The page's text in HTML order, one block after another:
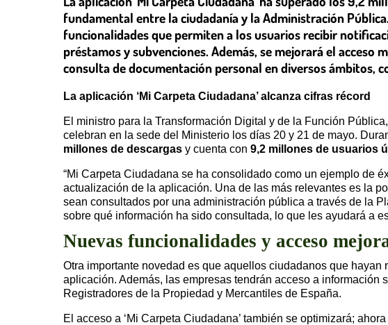
fundamental entre la ciudadanía y la Administración
funcionalidades que permiten a los usuarios recibir
préstamos y subvenciones. Además, se mejorará el
consulta de documentación personal en diversos ámbitos,
La aplicación ‘Mi Carpeta Ciudadana’ alcanza cifras récord
El ministro para la Transformación Digital y de la Función
celebran en la sede del Ministerio los días 20 y 21 de mayo.
millones de descargas y cuenta con 9,2 millones de usuarios
“Mi Carpeta Ciudadana se ha consolidado como un ejemplo de
actualización de la aplicación. Una de las más relevantes es la
sean consultados por una administración pública a través de la
sobre qué información ha sido consultada, lo que les ayudará a
Nuevas funcionalidades y acceso
Otra importante novedad es que aquellos ciudadanos que
aplicación. Además, las empresas tendrán acceso a
Registradores de la Propiedad y Mercantiles de España.
El acceso a ‘Mi Carpeta Ciudadana’ también se optimizará;